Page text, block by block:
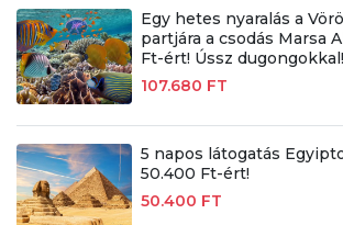
Egy hetes nyaralás a
partjára a csodás Marsa
Ft-ért! Ússz dugongokkal!
107.680 FT
5 napos látogatás
50.400 Ft-ért!
50.400 FT